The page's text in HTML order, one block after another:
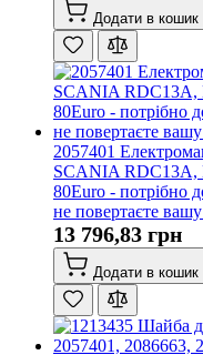
Додати в кошик
2057401
SCANIA RDC13A,
80Euro - потрібно
не повертаєте
13 796,83 грн
Додати в кошик